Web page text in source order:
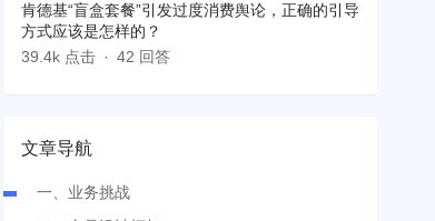
肯德基“盲盒套餐”引发过度消费舆论，正确的引导
方式应该是怎样的？
39.4k 点击
42 回答
文章导航
一、业务挑战